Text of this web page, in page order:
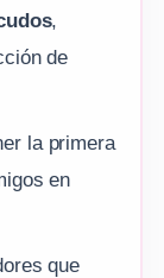
,
de
la primera
en
que